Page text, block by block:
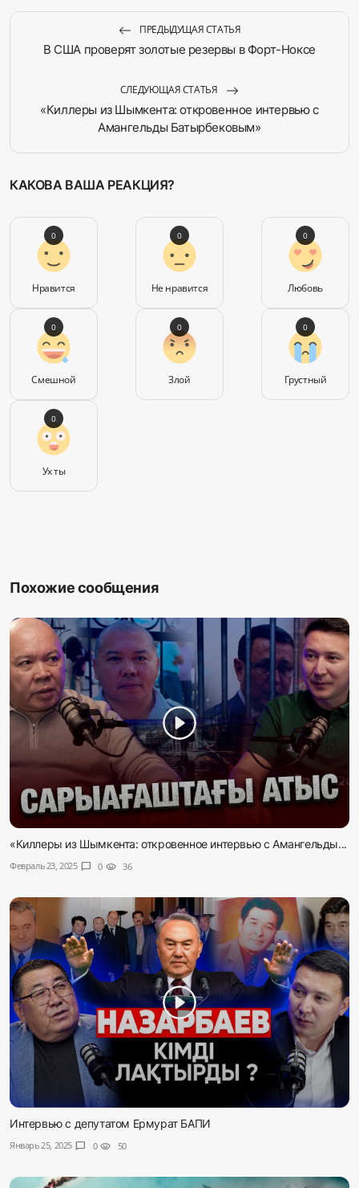
ПРЕДЫДУЩАЯ СТАТЬЯ
В США проверят золотые резервы в Форт-Ноксе
СЛЕДУЮЩАЯ СТАТЬЯ
«Киллеры из Шымкента: откровенное интервью с
Амангельды Батырбековым»
КАКОВА ВАША РЕАКЦИЯ?
Нравится
0
Не нравится
0
Любовь
0
Смешной
0
Злой
0
Грустный
0
Ух ты
0
Похожие сообщения
«Киллеры из Шымкента: откровенное интервью с Амангельды...
Февраль 23, 2025 chat_bubble 0 visibility 36
Интервью с депутатом Ермурат БАПИ
Январь 25, 2025 chat_bubble 0 visibility 50